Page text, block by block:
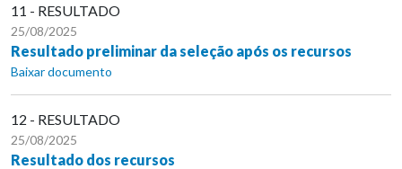
11 - RESULTADO
25/08/2025
Resultado preliminar da seleção após os recursos
Baixar documento
12 - RESULTADO
25/08/2025
Resultado dos recursos